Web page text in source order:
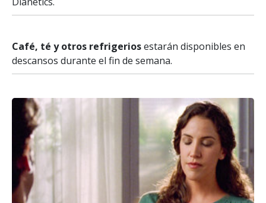
Café, té y otros refrigeriosestarán disponibles en
descansos durante el fin de semana.